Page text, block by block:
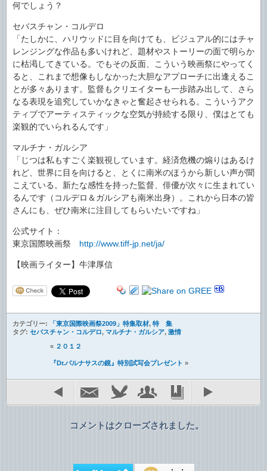
何でしょう？
セバスチャン・コルデロ
「たしかに、ハリウッドに目を向けても、ビジュアル的にはチャ
レンジングな作品も多いけれど、題材やストーリーの面で明らか
に枯渇してきている。でもその反面、こういう映画祭にやってく
ると、これまで想像もしなかった大胆なアプローチに出逢えるこ
とが多々あります。監督もクリエイターも一歩踏み出して、さら
なる表現を追究していかなきゃと奮起させられる。こういうアク
ティブでアーティスティックな空気が持続する限り、僕はとても
楽観的でいられるんです」
マルチナ・ガルシア
「じつは私もすごく楽観視しています。経済危機の煽りはあるけ
れど、世界に目を向けると、とくに南米のほうから新しい声が聞
こえている。新たな感性を持った監督、俳優が次々に生まれてい
るんです（コルデロ＆ガルシアも南米出身）。これから日本の皆
さんにも、ぜひ南米に注目してもらいたいですね」
公式サイト：
東京国際映画祭 http://www.tiff-jp.net/ja/
【映画ライター】牛津厚信
カテゴリー: 「東京国際映画祭2009」特集取材, 特 集
タグ: セバスチャン・コルデロ, マルチナ・ガルシア, 激情
« ２０１２
『Dr.パルナサスの鏡』特別試写会プレゼント »
コメントはクローズされました。